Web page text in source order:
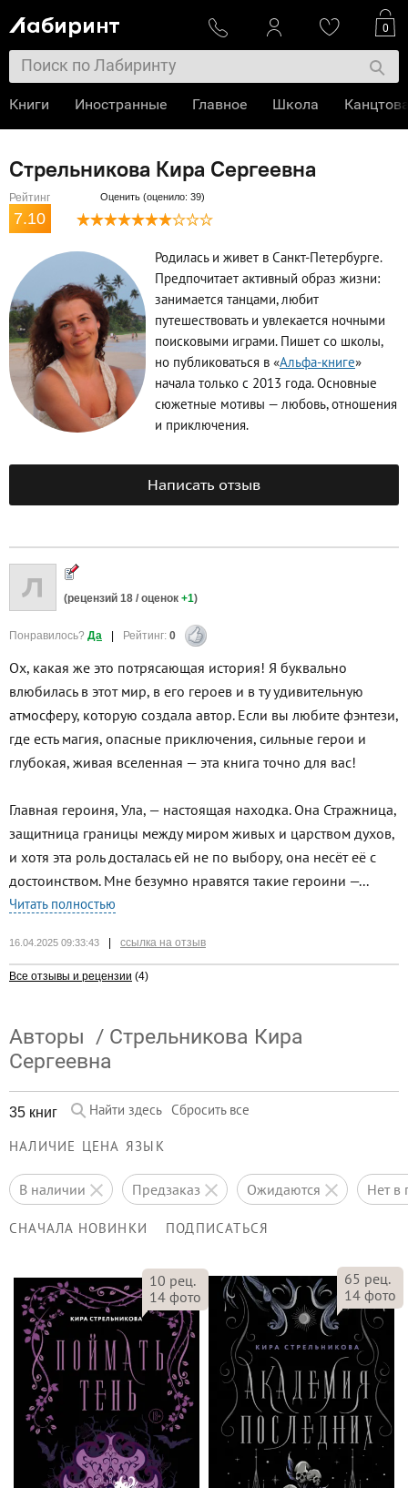
Стрельникова Кира Сергеевна
Рейтинг
7.10
Оценить (оценило: 39)
Родилась и живет в Санкт-Петербурге.
Предпочитает активный образ жизни:
занимается танцами, любит
путешествовать и увлекается ночными
поисковыми играми. Пишет со школы,
но публиковаться в «Альфа-книге»
начала только с 2013 года. Основные
сюжетные мотивы — любовь, отношения
и приключения.
Написать отзыв
(рецензий 18 / оценок +1)
Понравилось? Да | Рейтинг: 0
Ох, какая же это потрясающая история! Я буквально
влюбилась в этот мир, в его героев и в ту удивительную
атмосферу, которую создала автор. Если вы любите фэнтези,
где есть магия, опасные приключения, сильные герои и
глубокая, живая вселенная — эта книга точно для вас!
Главная героиня, Ула, — настоящая находка. Она Стражница,
защитница границы между миром живых и царством духов,
и хотя эта роль досталась ей не по выбору, она несёт её с
достоинством. Мне безумно нравятся такие героини —...
Читать полностью
16.04.2025 09:33:43 ссылка на отзыв
Все отзывы и рецензии (4)
Авторы / Стрельникова Кира
Сергеевна
35 книг Найти здесь Сбросить все
НАЛИЧИЕ ЦЕНА ЯЗЫК
в наличии предзаказ ожидаются нет
СНАЧАЛА НОВИНКИ ПОДПИСАТЬСЯ
10 рец.
14 фото
65 рец.
14 фото
0
Книги Иностранные Главное Школа